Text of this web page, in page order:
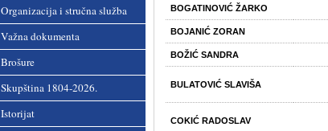
Organizacija i stručna služba
Važna dokumenta
Brošure
Skupština 1804-2026.
Istorijat
BOGATINOVIĆ ŽARKO
BOJANIĆ ZORAN
BOŽIĆ SANDRA
BULATOVIĆ SLAVIŠA
COKIĆ RADOSLAV